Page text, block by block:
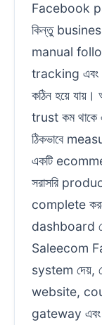
Facebook
কিন্তু
manual
tracking
কঠিন হয়ে
trust কম
ঠিকভাবে
একটি
সরাসরি
complete
dashboard
Saleecom
system দেয়,
website,
gateway